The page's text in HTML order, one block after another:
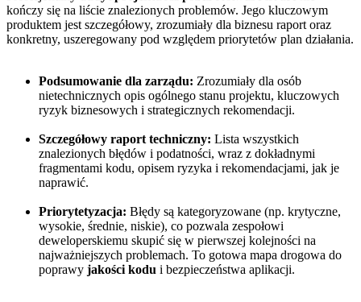
kończy się na liście znalezionych problemów. Jego kluczowym
produktem jest szczegółowy, zrozumiały dla biznesu raport oraz
konkretny, uszeregowany pod względem priorytetów plan działania.
Podsumowanie dla zarządu: Zrozumiały dla osób
nietechnicznych opis ogólnego stanu projektu, kluczowych
ryzyk biznesowych i strategicznych rekomendacji.
Szczegółowy raport techniczny: Lista wszystkich
znalezionych błędów i podatności, wraz z dokładnymi
fragmentami kodu, opisem ryzyka i rekomendacjami, jak je
naprawić.
Priorytetyzacja: Błędy są kategoryzowane (np. krytyczne,
wysokie, średnie, niskie), co pozwala zespołowi
deweloperskiemu skupić się w pierwszej kolejności na
najważniejszych problemach. To gotowa mapa drogowa do
poprawy jakości kodu i bezpieczeństwa aplikacji.